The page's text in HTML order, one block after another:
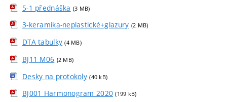
5-1 přednáška (3 MB)
3-keramika-neplastické+glazury (2 MB)
DTA tabulky (4 MB)
BJ11 M06 (2 MB)
Desky na protokoly (40 kB)
BJ001 Harmonogram 2020 (199 kB)